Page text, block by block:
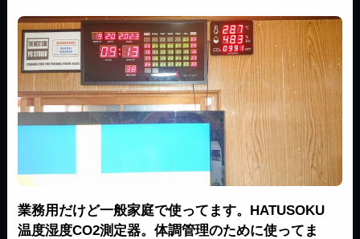
業務用だけど一般家庭で使ってます。HATUSOKU
温度湿度CO2測定器。体調管理のために使ってま